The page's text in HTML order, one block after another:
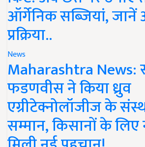
ऑर्गेनिक सब्जियां,
प्रक्रिया..
News
Maharashtra News:
फडणवीस ने किया ध्रुव
एग्रीटेक्नोलॉजीज के
सम्मान, किसानों के लिए